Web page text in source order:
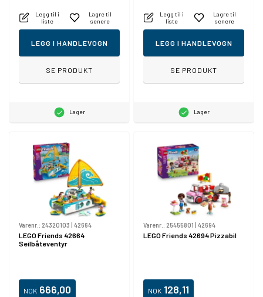
Legg til i
liste
Lagre til
senere
LEGG I HANDLEVOGN
SE PRODUKT
Lager
Legg til i
liste
Lagre til
senere
LEGG I HANDLEVOGN
SE PRODUKT
Lager
Varenr.: 24320103 | 42664
LEGO Friends 42664
Seilbåteventyr
NOK 666,00
Varenr.: 25455801 | 42694
LEGO Friends 42694 Pizzabil
NOK 128,11